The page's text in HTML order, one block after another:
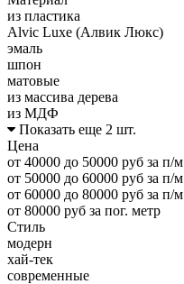
из пластика
Alvic Luxe (Алвик Люкс)
эмаль
шпон
матовые
из массива дерева
из МДФ
Показать еще 2 шт.
Цена
от 40000 до 50000 руб за п/м
от 50000 до 60000 руб за п/м
от 60000 до 80000 руб за п/м
от 80000 руб за пог. метр
Стиль
модерн
хай-тек
современные